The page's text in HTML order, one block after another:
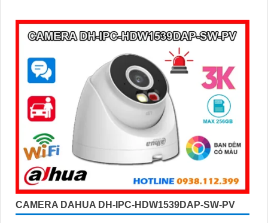
CAMERA DAHUA DH-IPC-HDW1539DAP-SW-PV